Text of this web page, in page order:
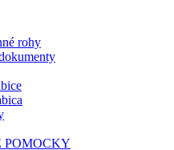
rohy
POMOCKY